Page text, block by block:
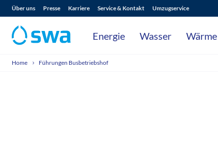
Über uns Presse Karriere Service & Kontakt Umzugservice
Energie Wasser Wärme
Home Führungen Busbetriebshof